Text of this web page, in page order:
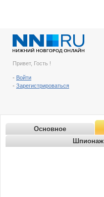
Привет, Гость !
- Войти
- Зарегистрироваться
Основное
Шпионаж